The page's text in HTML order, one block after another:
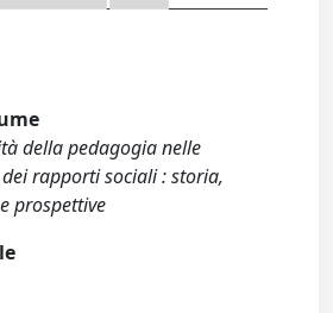
della pedagogia nelle
rapporti sociali : storia,
prospettive